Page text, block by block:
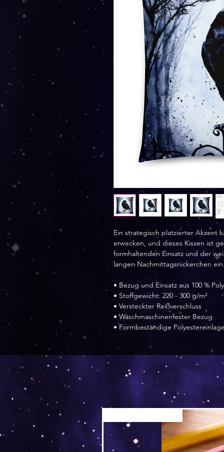
Ein strategisch platzierter Akzent
erwecken, und dieses Kissen ist
formhaltenden Einsatz und der
langen Nachmittagsnickerchen ein.
• Bezug und Einsatz aus 100 %
• Stoffgewicht: 220 - 300 g/m²
• Versteckter Reißverschluss
• Waschmaschinenfester Bezug
• Formbeständige